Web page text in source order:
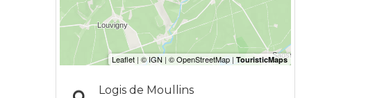
Logis de Moullins